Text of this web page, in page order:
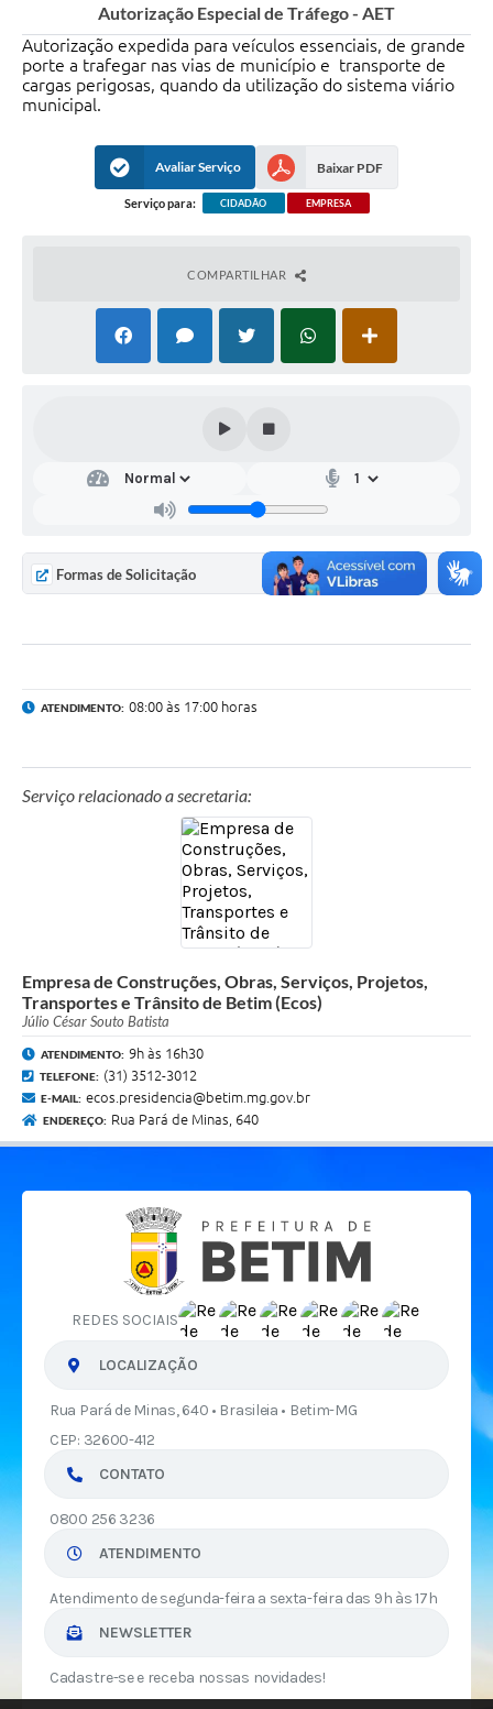
Autorização Especial de Tráfego - AET
Autorização expedida para veículos essenciais, de grande
porte a trafegar nas vias de município e transporte de
cargas perigosas, quando da utilização do sistema viário
municipal.
Avaliar Serviço Baixar PDF
Serviço para: CIDADÃO EMPRESA
COMPARTILHAR
Formas de Solicitação
ATENDIMENTO: 08:00 às 17:00 horas
Serviço relacionado a secretaria:
Empresa de Construções, Obras, Serviços, Projetos,
Transportes e Trânsito de Betim (Ecos)
Júlio César Souto Batista
ATENDIMENTO: 9h às 16h30
TELEFONE: (31) 3512-3012
E-MAIL: ecos.presidencia@betim.mg.gov.br
ENDEREÇO: Rua Pará de Minas, 640
REDES SOCIAIS
LOCALIZAÇÃO
Rua Pará de Minas, 640 • Brasileia • Betim-MG
CEP: 32600-412
CONTATO
0800 256 3236
ATENDIMENTO
Atendimento de segunda-feira a sexta-feira das 9h às 17h
NEWSLETTER
Cadastre-se e receba nossas novidades!